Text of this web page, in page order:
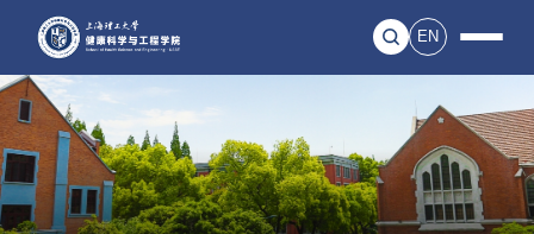
EN